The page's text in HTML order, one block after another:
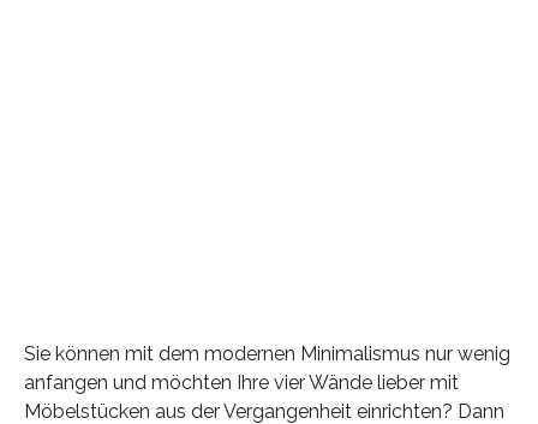
Sie können mit dem modernen Minimalismus nur wenig
anfangen und möchten Ihre vier Wände lieber mit
Möbelstücken aus der Vergangenheit einrichten? Dann